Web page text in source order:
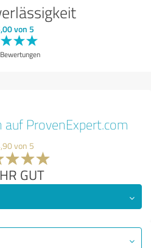
von 5
ProvenExpert.com
von 5
GUT